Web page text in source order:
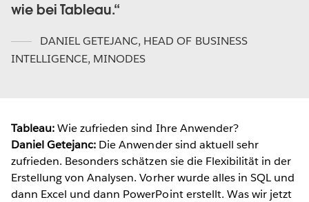
wie bei Tableau.
DANIEL GETEJANC, HEAD OF BUSINESS
INTELLIGENCE, MINODES
Tableau:Wie zufrieden sind Ihre Anwender?
Daniel Getejanc: Die Anwender sind aktuell sehr
zufrieden. Besonders schätzen sie die Flexibilität in der
Erstellung von Analysen. Vorher wurde alles in SQL und
dann Excel und dann PowerPoint erstellt. Was wir jetzt